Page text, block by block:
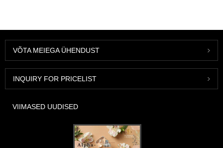
VÕTA MEIEGA ÜHENDUST
INQUIRY FOR PRICELIST
VIIMASED UUDISED